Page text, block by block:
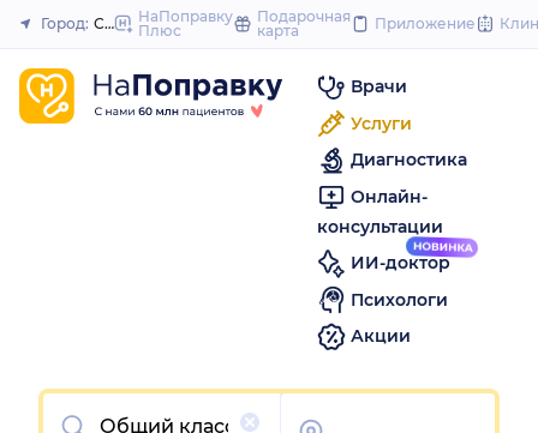
to
Закрыть
Город: СамараНаПоправку
Плюс
Подарочная
карта
Приложение
Врачи
Услуги
Диагностика
Онлайн-
консультации
ИИ-доктор
Психологи
Акции
Очистить